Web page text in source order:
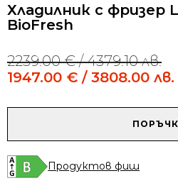
Хладилник с фризер
BioFresh
2239.00€/ 4379.10 лв.
Original
price
2239.00 €
1947.00 € / 3808.00 лв.
Current
price
1947.00 €
с
фризер
Продуктов фиш